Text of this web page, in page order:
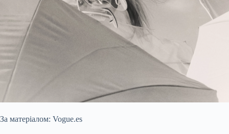
За матеріалом: Vogue.es